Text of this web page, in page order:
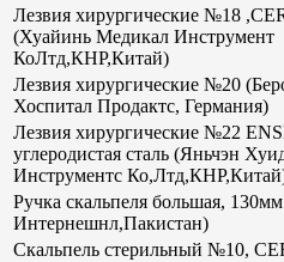
Лезвия хирургические №18
(Хуайинь Медикал Инструмент
КоЛтд,КНР,Китай)
Лезвия хирургические №20
Хоспитал Продактс, Германия)
Лезвия хирургические №22
углеродистая сталь (Яньчэн
Инструментс
Ручка скальпеля большая,
Интернешнл,Пакистан)
Скальпель стерильный №10,